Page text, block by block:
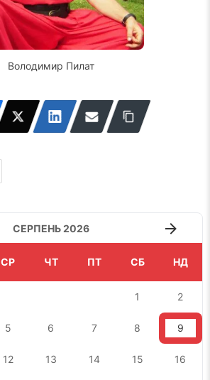
Володимир Пилат
СЕРПЕНЬ 2026
СР ЧТ ПТ СБ НД
1 2
5 6 7 8 9
12 13 14 15 16